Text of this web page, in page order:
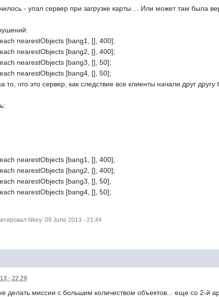
- упал сервер при загрузке карты.... Или может там была
nearestObjects [bang1, [], 400];
nearestObjects [bang2, [], 400];
nearestObjects [bang3, [], 50];
nearestObjects [bang4, [], 50];
то, что это сервер, как следствие все клиенты начали друг
nearestObjects [bang1, [], 400];
nearestObjects [bang2, [], 400];
nearestObjects [bang3, [], 50];
nearestObjects [bang4, [], 50];
Nkey: 09 June 2013 - 21:44
- 22:29
делать миссии с большим количеством объектов... еще со 2-й